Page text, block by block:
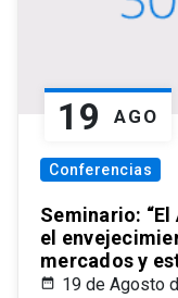
19 AGO
Conferencias
Seminario:
el
mercados y
19 de Agosto